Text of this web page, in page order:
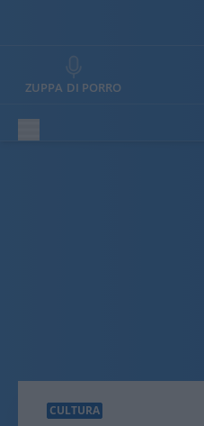
ZUPPA DI PORRO
CULTURA